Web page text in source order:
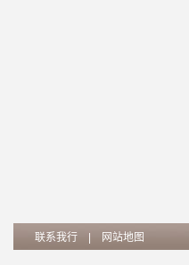
联系我行 网站地图